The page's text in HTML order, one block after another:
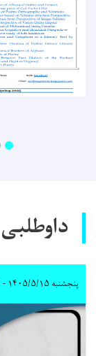
داوطلبی
پنجشنبه ۱۴۰۵/۵/۱۵ - ۱۱:۵۴